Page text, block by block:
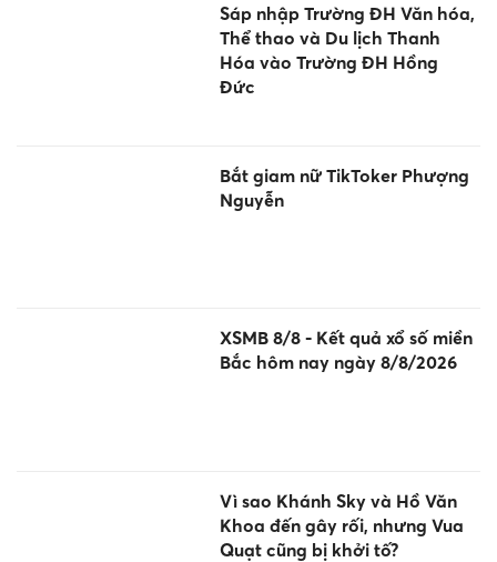
Sáp nhập Trường ĐH Văn hóa,
Thể thao và Du lịch Thanh
Hóa vào Trường ĐH Hồng
Đức
Bắt giam nữ TikToker Phượng
Nguyễn
XSMB 8/8 - Kết quả xổ số miền
Bắc hôm nay ngày 8/8/2026
Vì sao Khánh Sky và Hồ Văn
Khoa đến gây rối, nhưng Vua
Quạt cũng bị khởi tố?